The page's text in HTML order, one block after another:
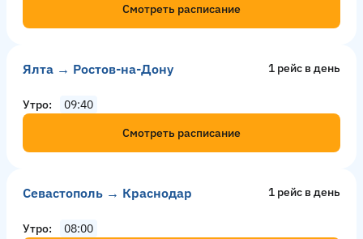
Смотреть расписание
Ялта → Ростов-на-Дону 1 рейс в день
Утро
09:40
Смотреть расписание
Севастополь → Краснодар 1 рейс в день
Утро
08:00